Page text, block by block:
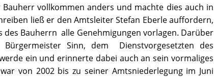
vollkommen anders und machte dies auch in
ließ er den Amtsleiter Stefan Eberle auffordern,
des Bauherrn alle Genehmigungen vorlagen. Darüber
Sinn, dem Dienstvorgesetzten des
ein und erinnerte dabei auch an sein vormaliges
von 2002 bis zu seiner Amtsniederlegung im Juni